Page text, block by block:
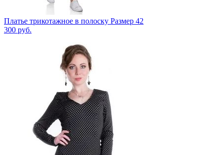
Платье трикотажное в полоску Размер 42
300 руб.